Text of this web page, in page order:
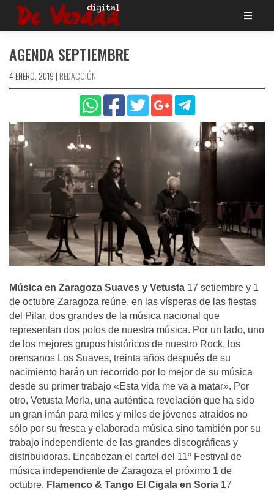
Saltar
AGENDA SEPTIEMBRE
4 ENERO, 2019 | REDACCIÓN
Música en Zaragoza Suaves y Vetusta 17 setiembre y 1
de octubre Zaragoza reúne, en las vísperas de las fiestas
del Pilar, dos grandes de la música nacional que
representan dos polos de nuestra música. Por un lado, uno
de los mejores grupos históricos de nuestro Rock, los
orensanos Los Suaves, treinta años después de su
nacimiento harán un recorrido por lo mejor de su música
desde su primer trabajo «Esta vida me va a matar». Por
otro, Vetusta Morla, una auténtica revelación que ha sido
un gran imán para miles y miles de jóvenes atraídos no
sólo por su fresca y elaborada música sino también por su
trabajo independiente de las grandes discográficas y
distribuidoras. Encabezan el cartel del 11º Festival de
música independiente de Zaragoza el próximo 1 de
octubre. Flamenco & Tango El Cigala en Soria 17